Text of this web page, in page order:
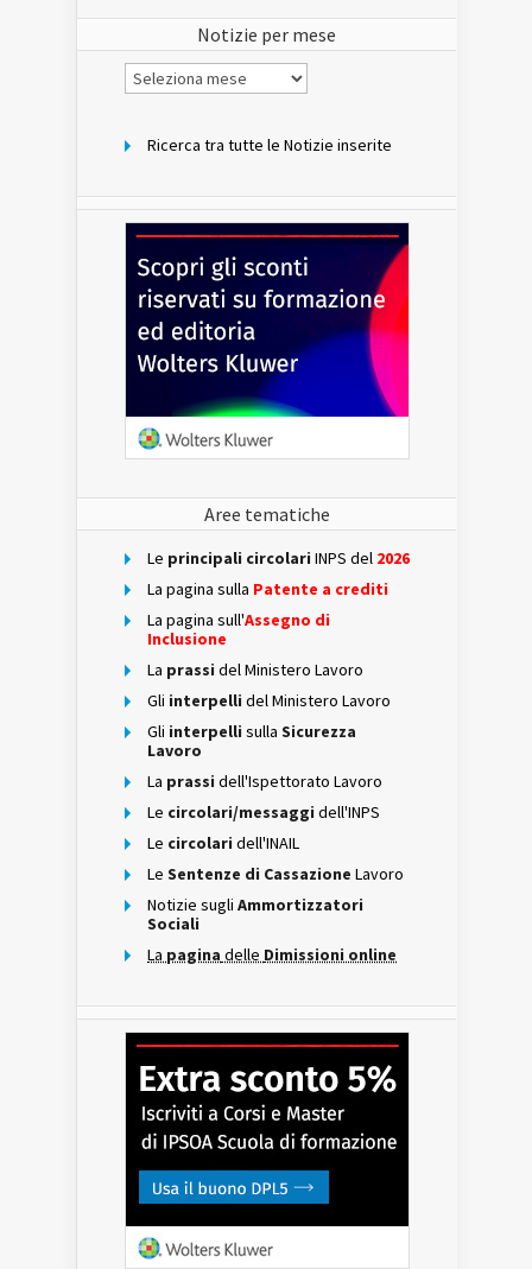
Notizie per mese
Notizie
per
Ricerca tra tutte le Notizie inserite
Aree tematiche
Le principali circolari INPS del 2026
La pagina sulla Patente a crediti
La pagina sull'Assegno di
Inclusione
La prassi del Ministero Lavoro
Gli interpelli del Ministero Lavoro
Gli interpelli sulla Sicurezza
Lavoro
La prassi dell'Ispettorato Lavoro
Le circolari/messaggi dell'INPS
Le circolari dell'INAIL
Le Sentenze di Cassazione Lavoro
Notizie sugli Ammortizzatori
Sociali
La pagina delle Dimissioni online